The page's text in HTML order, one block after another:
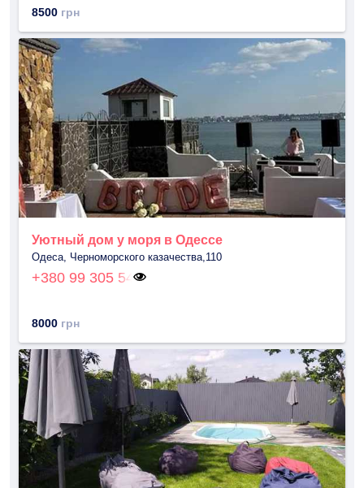
8500 грн
Уютный дом у моря в Одессе
Одеса, Черноморского казачества,110
+380 99 305 54
8000 грн